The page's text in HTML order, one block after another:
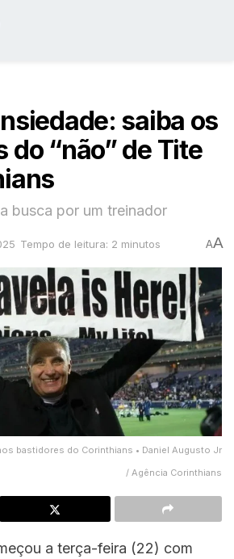
saiba os
do “não” de Tite
busca por um treinador
Tempo de leitura: 2 minutos AA
bastidores do Corinthians • Daniel Augusto Jr
/ Agência Corinthians
a terça-feira (22) com